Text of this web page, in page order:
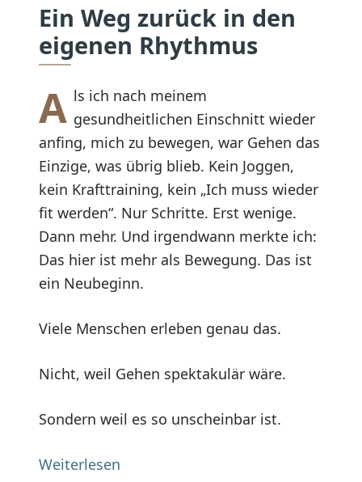
Ein Weg zurück in den
eigenen Rhythmus
A ls ich nach meinem
gesundheitlichen Einschnitt wieder
anfing, mich zu bewegen, war Gehen das
Einzige, was übrig blieb. Kein Joggen,
kein Krafttraining, kein „Ich muss wieder
fit werden“. Nur Schritte. Erst wenige.
Dann mehr. Und irgendwann merkte ich:
Das hier ist mehr als Bewegung. Das ist
ein Neubeginn.
Viele Menschen erleben genau das.
Nicht, weil Gehen spektakulär wäre.
Sondern weil es so unscheinbar ist.
Weiterlesen